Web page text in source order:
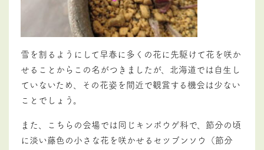
雪を割るようにして早春に多くの花に先駆けて花を咲か
せることからこの名がつきましたが、北海道では自生し
ていないため、その花姿を間近で観賞する機会は少ない
ことでしょう。
また、こちらの会場では同じキンポウゲ科で、節分の頃
に淡い藤色の小さな花を咲かせるセツブンソウ（節分